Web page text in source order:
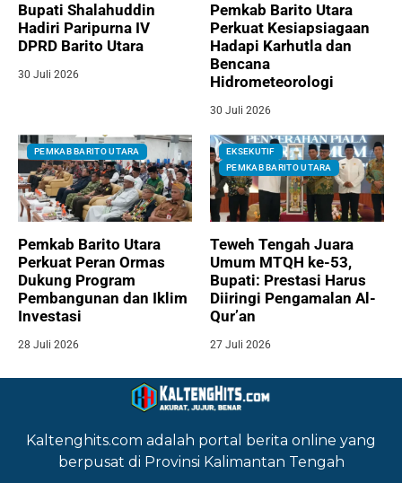
Bupati Shalahuddin
Hadiri Paripurna IV
DPRD Barito Utara
30 Juli 2026
Pemkab Barito Utara
Perkuat Kesiapsiagaan
Hadapi Karhutla dan
Bencana
Hidrometeorologi
30 Juli 2026
PEMKAB BARITO UTARA
Pemkab Barito Utara
Perkuat Peran Ormas
Dukung Program
Pembangunan dan Iklim
Investasi
28 Juli 2026
EKSEKUTIF
PEMKAB BARITO UTARA
Teweh Tengah Juara
Umum MTQH ke-53,
Bupati: Prestasi Harus
Diiringi Pengamalan Al-
Qur’an
27 Juli 2026
Kaltenghits.com adalah portal berita online yang
berpusat di Provinsi Kalimantan Tengah